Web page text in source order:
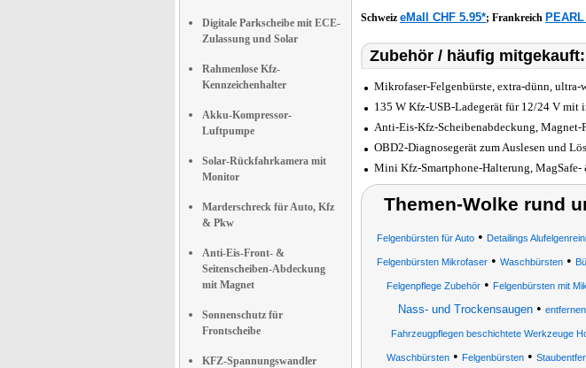
Digitale Parkscheibe mit ECE-
Zulassung und Solar
Rahmenlose Kfz-
Kennzeichenhalter
Akku-Kompressor-
Luftpumpe
Solar-Rückfahrkamera mit
Monitor
Marderschreck für Auto, Kfz
& Pkw
Anti-Eis-Front- &
Seitenscheiben-Abdeckung
mit Magnet
Sonnenschutz für
Frontscheibe
KFZ-Spannungswandler
Schweiz eMall CHF 5.95*; Frankreich
Zubehör / häufig mitgekauft:
Mikrofaser-Felgenbürste, extra-dünn, ultra-
135 W Kfz-USB-Ladegerät für 12/24 V mit
Anti-Eis-Kfz-Scheibenabdeckung, Magnet-
OBD2-Diagnosegerät zum Auslesen und
Mini Kfz-Smartphone-Halterung, MagSafe-
Themen-Wolke rund
Felgenbürsten für Auto• Detailings
Felgenbürsten Mikrofaser• Waschbürsten•
Felgenpflege Zubehör • Felgenbürsten mit
Nass- und Trockensaugen•
Fahrzeugpflegen beschichtete Werkzeuge
Waschbürsten • Felgenbürsten •